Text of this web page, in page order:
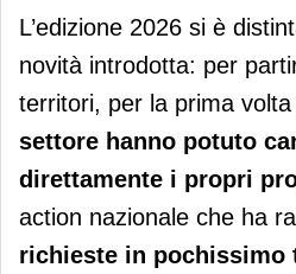
L’edizione 2026 si è
novità introdotta: per
territori, per la prima volta
settore hanno potuto
direttamente i propri
action nazionale che ha
richieste in pochissimo